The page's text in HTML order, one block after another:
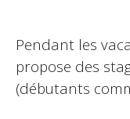
Pendant les
propose des
(débutants